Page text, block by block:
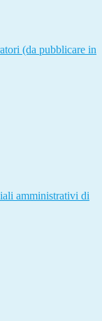
(da pubblicare in
amministrativi di